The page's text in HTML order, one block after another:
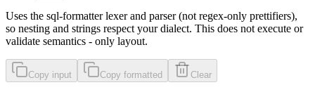
Uses the sql-formatter lexer and parser (not regex-only prettifiers),
so nesting and strings respect your dialect. This does not execute or
validate semantics - only layout.
Copy input Copy formatted Clear